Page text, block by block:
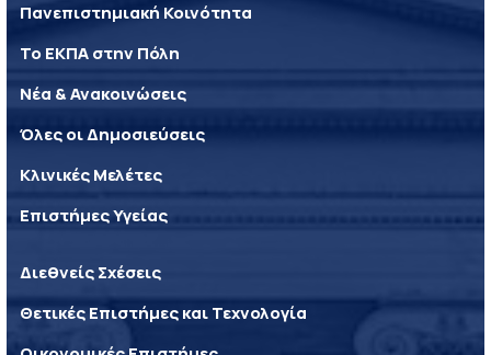
Πανεπιστημιακή Κοινότητα
Το ΕΚΠΑ στην Πόλη
Νέα & Ανακοινώσεις
Όλες οι Δημοσιεύσεις
Κλινικές Μελέτες
Επιστήμες Υγείας
Διεθνείς Σχέσεις
Θετικές Επιστήμες και Τεχνολογία